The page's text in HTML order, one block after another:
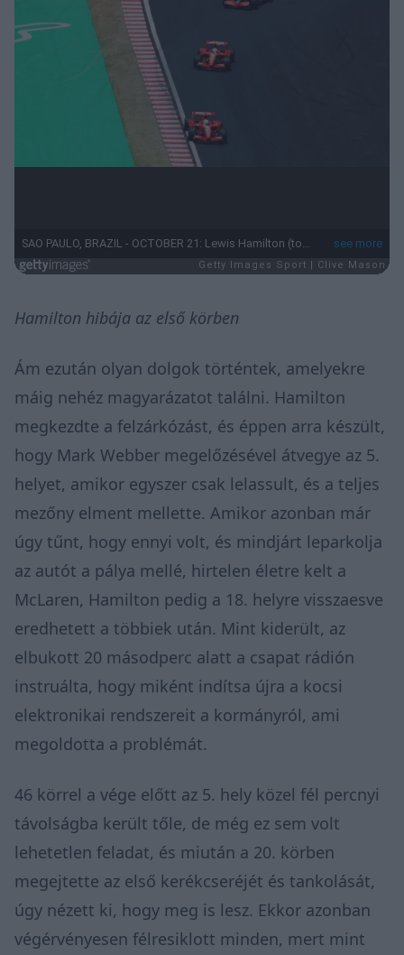
Hamilton hibája az első körben
Ám ezután olyan dolgok történtek, amelyekre
máig nehéz magyarázatot találni. Hamilton
megkezdte a felzárkózást, és éppen arra készült,
hogy Mark Webber megelőzésével átvegye az 5.
helyet, amikor egyszer csak lelassult, és a teljes
mezőny elment mellette. Amikor azonban már
úgy tűnt, hogy ennyi volt, és mindjárt leparkolja
az autót a pálya mellé, hirtelen életre kelt a
McLaren, Hamilton pedig a 18. helyre visszaesve
eredhetett a többiek után. Mint kiderült, az
elbukott 20 másodperc alatt a csapat rádión
instruálta, hogy miként indítsa újra a kocsi
elektronikai rendszereit a kormányról, ami
megoldotta a problémát.
46 körrel a vége előtt az 5. hely közel fél percnyi
távolságba került tőle, de még ez sem volt
lehetetlen feladat, és miután a 20. körben
megejtette az első kerékcseréjét és tankolását,
úgy nézett ki, hogy meg is lesz. Ekkor azonban
végérvényesen félresiklott minden, mert mint